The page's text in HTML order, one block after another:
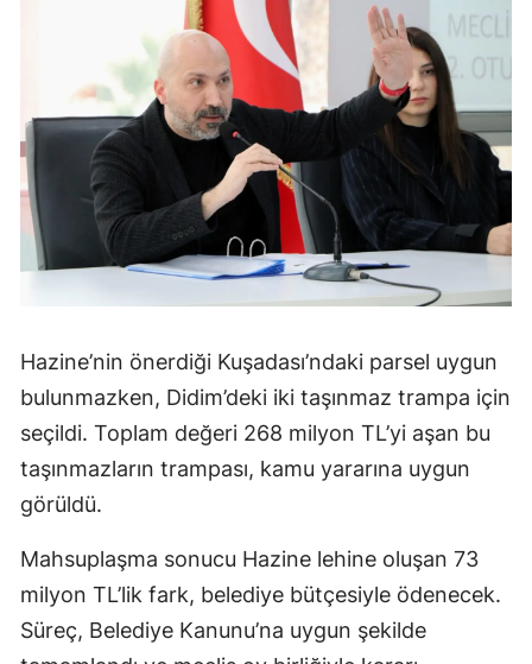
Hazine’nin önerdiği Kuşadası’ndaki parsel uygun
bulunmazken, Didim’deki iki taşınmaz trampa için
seçildi. Toplam değeri 268 milyon TL’yi aşan bu
taşınmazların trampası, kamu yararına uygun
görüldü.
Mahsuplaşma sonucu Hazine lehine oluşan 73
milyon TL’lik fark, belediye bütçesiyle ödenecek.
Süreç, Belediye Kanunu’na uygun şekilde